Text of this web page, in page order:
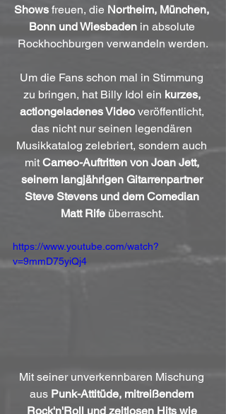
Shows freuen, die Northeim, München,
Bonn und Wiesbaden in absolute
Rockhochburgen verwandeln werden.
Um die Fans schon mal in Stimmung
zu bringen, hat Billy Idol ein kurzes,
actiongeladenes Video veröffentlicht,
das nicht nur seinen legendären
Musikkatalog zelebriert, sondern auch
mit Cameo-Auftritten von Joan Jett,
seinem langjährigen Gitarrenpartner
Steve Stevens und dem Comedian
Matt Rife überrascht.
https://www.youtube.com/watch?
v=9mmD75yiQj4
Mit seiner unverkennbaren Mischung
aus Punk-Attitüde, mitreißendem
Rock'n'Roll und zeitlosen Hits wie